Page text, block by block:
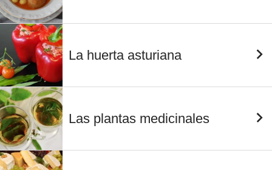
La huerta asturiana
Las plantas medicinales